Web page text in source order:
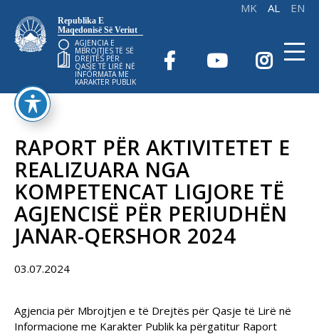
Republika E
Maqedonisë Së Veriut
AGJENCIA E
MBROJTJES TË SË
DREJTËS PËR
QASJE TË LIRË NË
INFORMATA ME
KARAKTER PUBLIK
RAPORT PËR AKTIVITETET E
REALIZUARA NGA
KOMPETENCAT LIGJORE TË
AGJENCISË PËR PERIUDHËN
JANAR-QERSHOR 2024
03.07.2024
Agjencia për Mbrojtjen e të Drejtës për Qasje të Lirë në
Informacione me Karakter Publik ka përgatitur Raport